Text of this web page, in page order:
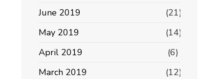
June 2019
(21)
May 2019
(14)
April 2019
(6)
March 2019
(12)